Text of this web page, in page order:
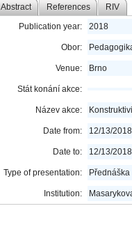
Abstract References RIV
Publication year: 2018
Obor:
Venue: Brno
Stát konání akce:
Název akce:
Date from: 12/13/2018
Date to: 12/13/2018
Type of presentation: Přednáška
Institution: